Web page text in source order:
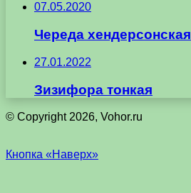
07.05.2020
Череда хендерсонская
27.01.2022
Зизифора тонкая
© Copyright 2026, Vohor.ru
Кнопка «Наверх»